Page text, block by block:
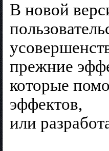
В новой
прежние
которые
эффектов,
или